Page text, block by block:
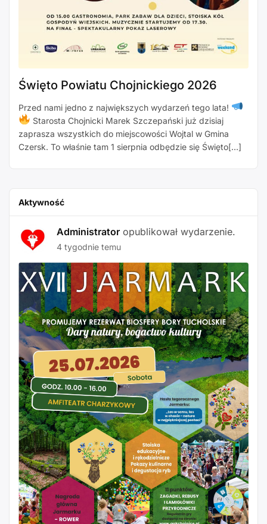
Święto Powiatu Chojnickiego 2026
Przed nami jedno z największych wydarzeń tego lata!
Starosta Chojnicki Marek Szczepański już dzisiaj
zaprasza wszystkich do miejscowości Wojtal w Gmina
Czersk. To właśnie tam 1 sierpnia odbędzie się Święto[…]
Aktywność
Administrator opublikował wydarzenie.
4 tygodnie temu